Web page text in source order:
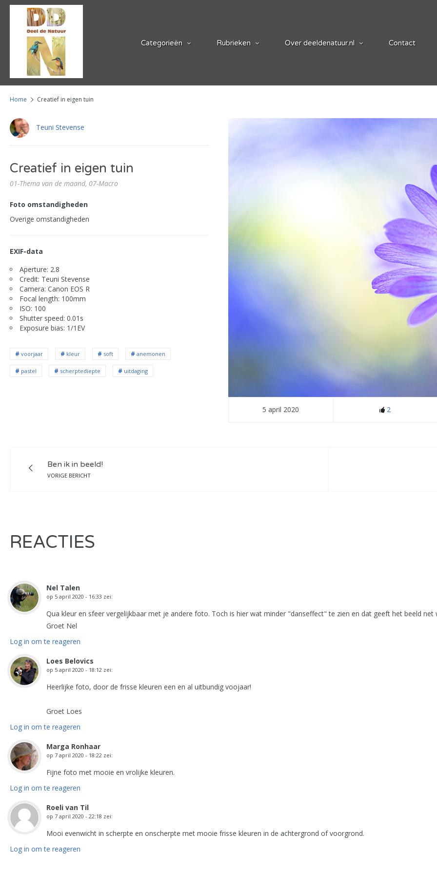
Categorieën Rubrieken Over deeldenatuur.nl Contact
Home Creatief in eigen tuin
Teuni Stevense
Creatief in eigen tuin
01-Thema van de maand, 07-Macro
Foto omstandigheden
Overige omstandigheden
EXIF-data
Aperture: 2.8
Credit: Teuni Stevense
Camera: Canon EOS R
Focal length: 100mm
ISO: 100
Shutter speed: 0.01s
Exposure bias: 1/1EV
voorjaar kleur soft anemonen
pastel scherptediepte uitdaging
5 april 2020 2
Ben ik in beeld!
VORIGE BERICHT
REACTIES
Nel Talen
op 5 april 2020 - 16:33 zei:
Qua kleur en sfeer vergelijkbaar met je andere foto. Toch is hier wat minder "danseffect" te zien en dat geeft het beeld
Groet Nel
Log in om te reageren
Loes Belovics
op 5 april 2020 - 18:12 zei:
Heerlijke foto, door de frisse kleuren een en al uitbundig voojaar!
Groet Loes
Log in om te reageren
Marga Ronhaar
op 7 april 2020 - 18:22 zei:
Fijne foto met mooie en vrolijke kleuren.
Log in om te reageren
Roeli van Til
op 7 april 2020 - 22:18 zei:
Mooi evenwicht in scherpte en onscherpte met mooie frisse kleuren in de achtergrond of voorgrond.
Log in om te reageren